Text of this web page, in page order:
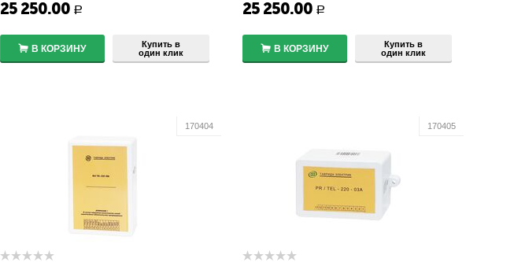
25 250.00 Р
В КОРЗИНУ
Купить в
один клик
25 250.00 Р
В КОРЗИНУ
Купить в
один клик
170404 170405